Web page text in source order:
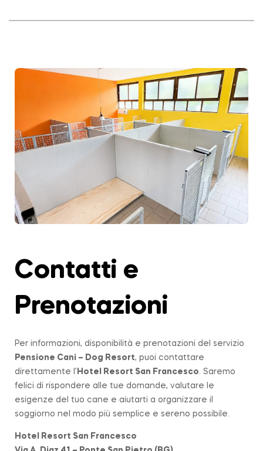
Contatti e
Prenotazioni
Per informazioni, disponibilità e prenotazioni del servizio
Pensione Cani – Dog Resort, puoi contattare
direttamente l’ Hotel Resort San Francesco . Saremo
felici di rispondere alle tue domande, valutare le
esigenze del tuo cane e aiutarti a organizzare il
soggiorno nel modo più semplice e sereno possibile.
Hotel Resort San Francesco